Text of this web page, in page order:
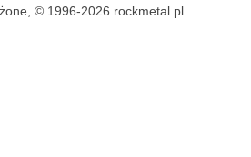
© 1996-2026 rockmetal.pl